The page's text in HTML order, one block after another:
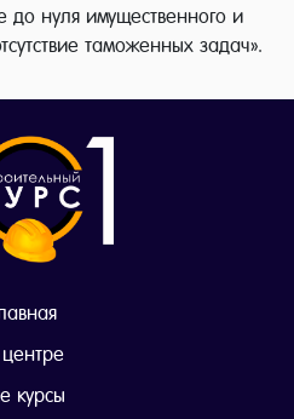
нуля имущественного и
таможенных задач».
курсы